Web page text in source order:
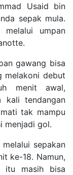
Usaid bin
sepak mula.
melalui umpan
gawang bisa
melakoni debut
menit awal,
kali tendangan
tak mampu
menjadi gol.
sepakan
ke-18. Namun,
itu masih bisa